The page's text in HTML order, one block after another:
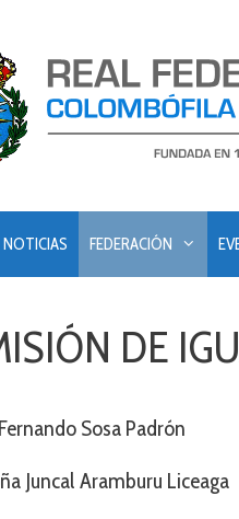
NOTICIAS FEDERACIÓN
DE
Sosa Padrón
Juncal Aramburu Liceaga